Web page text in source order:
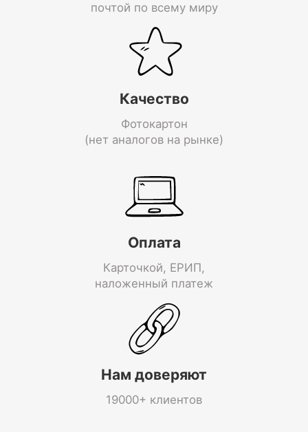
почтой по всему миру
Качество
Фотокартон
(нет аналогов на рынке)
Оплата
Карточкой, ЕРИП,
наложенный платеж
Нам доверяют
19000+ клиентов